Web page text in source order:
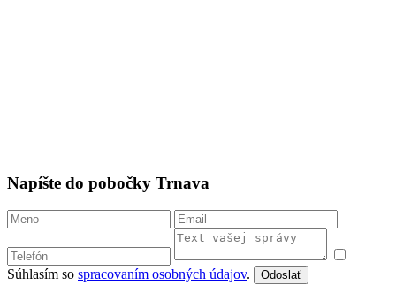
Napíšte do pobočky Trnava
Súhlasím so spracovaním osobných údajov. Odoslať